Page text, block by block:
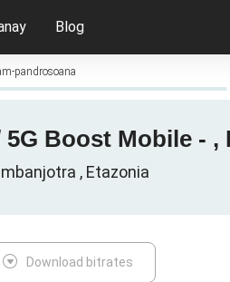
Blog
pandrosoana
Boost Mobile - ,
, Etazonia
Download bitrates